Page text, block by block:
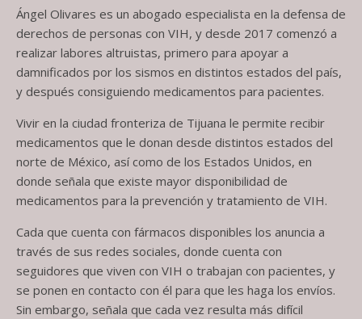
Ángel Olivares es un abogado especialista en la defensa de
derechos de personas con VIH, y desde 2017 comenzó a
realizar labores altruistas, primero para apoyar a
damnificados por los sismos en distintos estados del país,
y después consiguiendo medicamentos para pacientes.
Vivir en la ciudad fronteriza de Tijuana le permite recibir
medicamentos que le donan desde distintos estados del
norte de México, así como de los Estados Unidos, en
donde señala que existe mayor disponibilidad de
medicamentos para la prevención y tratamiento de VIH.
Cada que cuenta con fármacos disponibles los anuncia a
través de sus redes sociales, donde cuenta con
seguidores que viven con VIH o trabajan con pacientes, y
se ponen en contacto con él para que les haga los envíos.
Sin embargo, señala que cada vez resulta más difícil